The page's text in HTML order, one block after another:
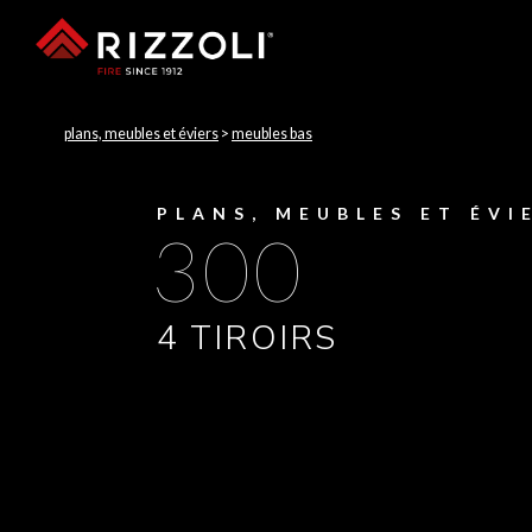
plans, meubles et éviers > meubles bas
PLANS, MEUBLES ET
300
4 TIROIRS